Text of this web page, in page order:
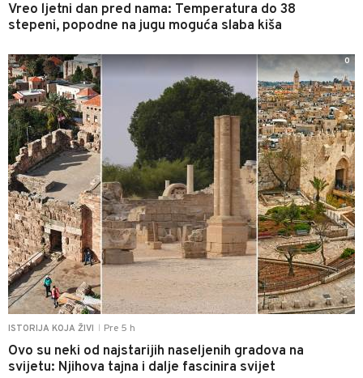
Vreo ljetni dan pred nama: Temperatura do 38
stepeni, popodne na jugu moguća slaba kiša
ISTORIJA KOJA ŽIVI Pre 5 h
Ovo su neki od najstarijih naseljenih gradova na
svijetu: Njihova tajna i dalje fascinira svijet
0